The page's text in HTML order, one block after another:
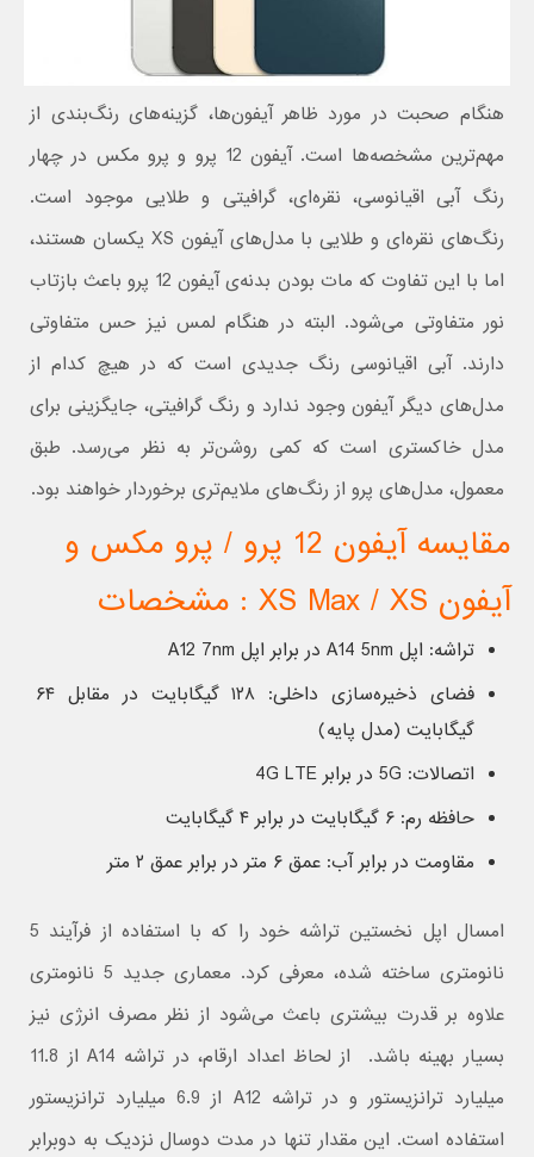
هنگام صحبت در مورد ظاهر آیفون‌‌ها، گزینه‌های رنگ‌بندی از
مهم‌ترین مشخصه‌ها است. آیفون 12 پرو و پرو مکس در چهار
رنگ آبی اقیانوسی، نقره‌ای، گرافیتی و طلایی موجود است.
رنگ‌های نقره‌ای و طلایی با مدل‌های آیفون XS یکسان هستند،
اما با این تفاوت که مات بودن بدنه‌ی آیفون 12 پرو باعث بازتاب
نور متفاوتی می‌شود. البته در هنگام لمس نیز حس متفاوتی
دارند. آبی اقیانوسی رنگ جدیدی است که در هیچ کدام از
مدل‌های دیگر آیفون وجود ندارد و رنگ گرافیتی، جایگزینی برای
مدل خاکستری است که کمی روشن‌تر به نظر می‌رسد. طبق
معمول، مدل‌های پرو از رنگ‌های ملایم‌تری برخوردار خواهند بود.
مقایسه آیفون 12 پرو / پرو مکس و
آیفون XS Max / XS : مشخصات
تراشه: اپل A14 5nm در برابر اپل A12 7nm
فضای ذخیره‌سازی داخلی: ۱۲۸ گیگابایت در مقابل ۶۴
گیگابایت (مدل پایه)
اتصالات: 5G در برابر 4G LTE
حافظه رم: ۶ گیگابایت در برابر ۴ گیگابایت
مقاومت در برابر آب: عمق ۶ متر در برابر عمق ۲ متر
امسال اپل نخستین تراشه خود را که با استفاده از فرآیند 5
نانومتری ساخته شده، معرفی کرد. معماری جدید 5 نانومتری
علاوه بر قدرت بیشتری باعث می‌شود از نظر مصرف انرژی نیز
بسیار بهینه باشد. از لحاظ اعداد ارقام، در تراشه A14 از 11.8
میلیارد ترانزیستور و در تراشه A12 از 6.9 میلیارد ترانزیستور
استفاده است. این مقدار تنها در مدت دوسال نزدیک به دوبرابر